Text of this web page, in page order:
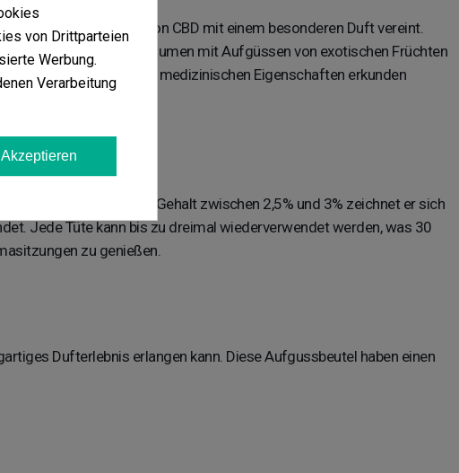
die Eigenschaften von CBD mit einem besonderen Duft vereint.
während der Gaumen mit Aufgüssen von exotischen Früchten
für all jene, die ihre medizinischen Eigenschaften erkunden
Mit einem CBD-Gehalt zwischen 2,5% und 3% zeichnet er sich
Jede Tüte kann bis zu dreimal wiederverwendet werden, was 30
zu genießen.
Dufterlebnis erlangen kann. Diese Aufgussbeutel haben einen
von Drittparteien
Werbung.
Verarbeitung
Akzeptieren